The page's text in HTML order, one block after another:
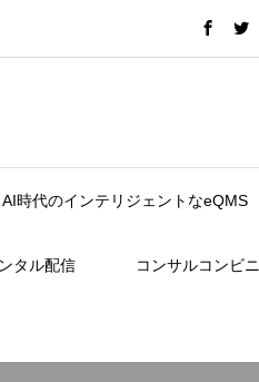
時代のインテリジェントなeQMS
タル配信 コンサルコンビニ